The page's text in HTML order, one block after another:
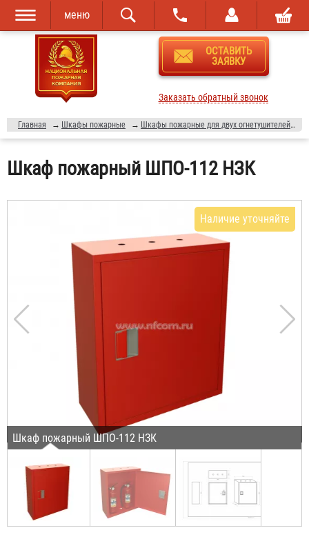
Перейти к
основному
содержанию
Skip to
navigation
меню
ОСТАВИТЬ
ЗАЯВКУ
Заказать обратный звонок
Главная → Шкафы пожарные → Шкафы пожарные для двух огнетушителей ШПО-112
Шкаф пожарный ШПО-112 НЗК
Шкаф пожарный ШПО-112 НЗК
Наличие уточняйте